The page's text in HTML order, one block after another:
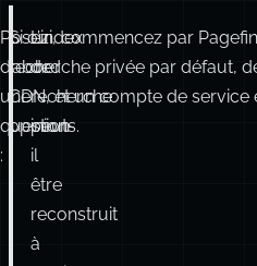
:
il
être
reconstruit
à
partir
de
la
même